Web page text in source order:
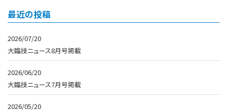
最近の投稿
2026/07/20
大臨技ニュース8月号掲載
2026/06/20
大臨技ニュース7月号掲載
2026/05/20